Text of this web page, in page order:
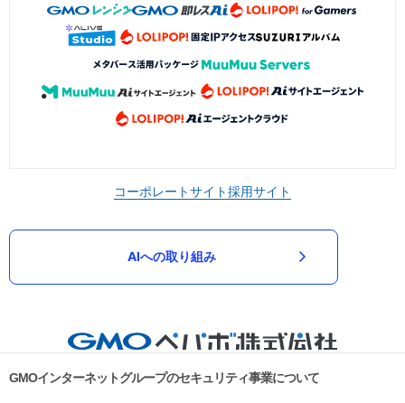
コーポレートサイト採用サイト
AIへの取り組み
GMOインターネットグループのセキュリティ事業について